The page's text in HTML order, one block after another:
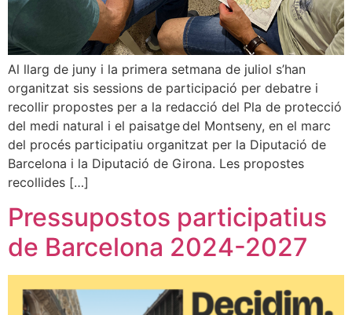
Al llarg de juny i la primera setmana de juliol s’han
organitzat sis sessions de participació per debatre i
recollir propostes per a la redacció del Pla de protecció
del medi natural i el paisatge del Montseny, en el marc
del procés participatiu organitzat per la Diputació de
Barcelona i la Diputació de Girona. Les propostes
recollides […]
Pressupostos participatius
de Barcelona 2024-2027